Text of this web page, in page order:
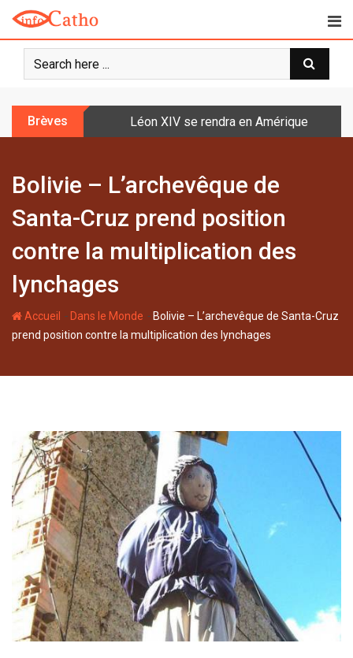
o
Brèves Léon XIV se rendra en Amérique latine à
Bolivie – L’archevêque de
Santa-Cruz prend position
contre la multiplication des
lynchages
Accueil - Dans le Monde - Bolivie – L’archevêque de Santa-Cruz
prend position contre la multiplication des lynchages